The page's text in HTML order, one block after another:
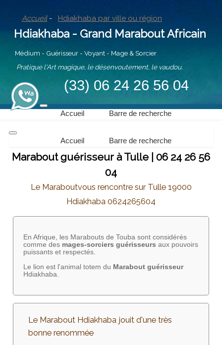
Accueil - Hdiakhaba par ville ou région
Hdiakhaba - Grand Marabout Africain
Médium - Guérisseur - Voyant - Mage & Sorcier
Pratique l'Art magique, le désenvoutement, le vaudou.
(33) 06 24 26 56 04
Accueil Barre de recherche
Accueil Barre de recherche
Marabout guérisseur à Tulle | 06 24 26 56
04
Le Maraboutvous rencontre sur Tulle 19000
Hdiakhaba 0624265604
En Afrique, les Marabouts de Touba sont considérés
comme des mages-sorciers guérisseurs aux pouvoirs
puissants et respectés.
Le lion est l'animal totem du Marabout guérisseur
Hdiakhaba.
Le Marabout Hdiakhaba jouit d'une très
bonne renommée